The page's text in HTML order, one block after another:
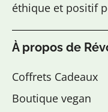
éthique et positif
À propos de
Coffrets Cadeaux
Boutique vegan